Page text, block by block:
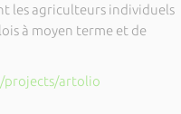
les agriculteurs individuels
à moyen terme et de
projects/artolio